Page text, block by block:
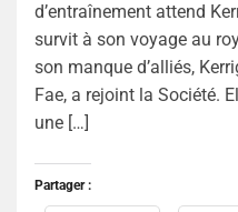
d’entraînement attend
survit à son voyage au
son manque d’alliés,
Fae, a rejoint la Société.
une […]
Partager :